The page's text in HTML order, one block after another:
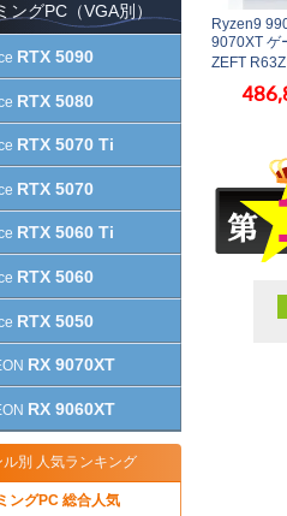
Ryzen9
9070XT
ZEFT
ングPC（VGA別）
RTX 5090
RTX 5080
RTX 5070 Ti
RTX 5070
RTX 5060 Ti
RTX 5060
RTX 5050
RX 9070XT
RX 9060XT
ル別 人気ランキング
ングPC 総合人気